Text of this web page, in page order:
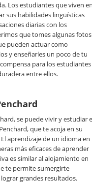
Los estudiantes que viven
sus habilidades lingüísticas
diarias con los
que tomes algunas fotos
pueden actuar como
y enseñarles un poco de tu
para los
entre ellos.
se puede vivir y estudiar
que te acoja en su
aprendizaje de un idioma en
más eficaces de aprender
es similar al alojamiento en
te permite sumergirte
grandes resultados.